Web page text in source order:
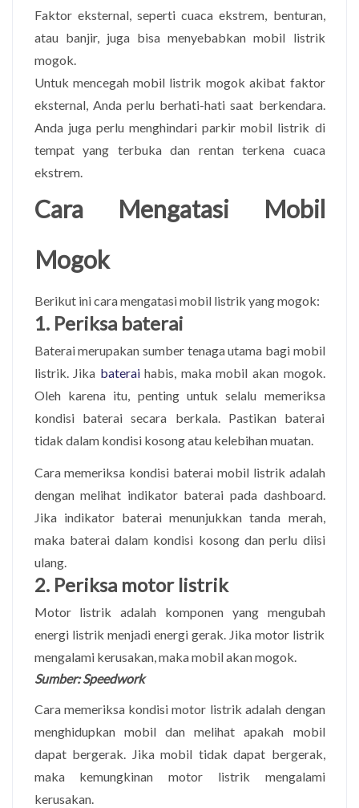
Faktor eksternal, seperti cuaca ekstrem, benturan,
atau banjir, juga bisa menyebabkan mobil listrik
mogok.
Untuk mencegah mobil listrik mogok akibat faktor
eksternal, Anda perlu berhati-hati saat berkendara.
Anda juga perlu menghindari parkir mobil listrik di
tempat yang terbuka dan rentan terkena cuaca
ekstrem.
Cara Mengatasi Mobil
Mogok
Berikut ini cara mengatasi mobil listrik yang mogok:
1. Periksa baterai
Baterai merupakan sumber tenaga utama bagi mobil
listrik. Jika bateraihabis, maka mobil akan mogok.
Oleh karena itu, penting untuk selalu memeriksa
kondisi baterai secara berkala. Pastikan baterai
tidak dalam kondisi kosong atau kelebihan muatan.
Cara memeriksa kondisi baterai mobil listrik adalah
dengan melihat indikator baterai pada dashboard.
Jika indikator baterai menunjukkan tanda merah,
maka baterai dalam kondisi kosong dan perlu diisi
ulang.
2. Periksa motor listrik
Motor listrik adalah komponen yang mengubah
energi listrik menjadi energi gerak. Jika motor listrik
mengalami kerusakan, maka mobil akan mogok.
Sumber: Speedwork
Cara memeriksa kondisi motor listrik adalah dengan
menghidupkan mobil dan melihat apakah mobil
dapat bergerak. Jika mobil tidak dapat bergerak,
maka kemungkinan motor listrik mengalami
kerusakan.